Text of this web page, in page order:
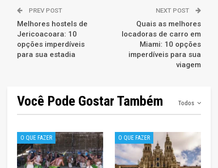
PREV POST
Melhores hostels de
Jericoacoara: 10
opções imperdíveis
para sua estadia
NEXT POST
Quais as melhores
locadoras de carro em
Miami: 10 opções
imperdíveis para sua
viagem
Todos
Você Pode Gostar Também
O QUE FAZER O QUE FAZER